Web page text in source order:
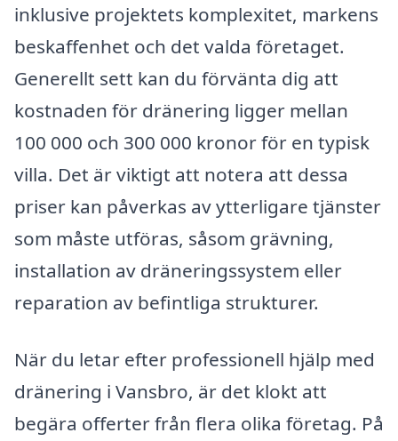
inklusive projektets komplexitet, markens
beskaffenhet och det valda företaget.
Generellt sett kan du förvänta dig att
kostnaden för dränering ligger mellan
100 000 och 300 000 kronor för en typisk
villa. Det är viktigt att notera att dessa
priser kan påverkas av ytterligare tjänster
som måste utföras, såsom grävning,
installation av dräneringssystem eller
reparation av befintliga strukturer.
När du letar efter professionell hjälp med
dränering i Vansbro, är det klokt att
begära offerter från flera olika företag. På